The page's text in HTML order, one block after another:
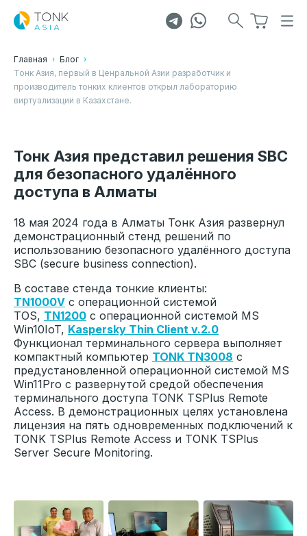
Главная
Блог
Тонк Азия, первый в Ценральной Азии разработчик и
производитель тонких клиентов открыл лабораторию
виртуализации в Казахстане.
Тонк Азия представил решения SBC
для безопасного удалённого
доступа в Алматы
18 мая 2024 года в Алматы Тонк Азия развернул
демонстрационный стенд решений по
использованию безопасного удалённого доступа
SBC (secure business connection).
В составе стенда тонкие клиенты:
TN1000V с операционной системой
TOS, TN1200 с операционной системой MS
Win10IoT, Kaspersky Thin Client v.2.0
Функционал терминального сервера выполняет
компактный компьютер TONK TN3008 c
предустановленной операционной системой MS
Win11Pro с развернутой средой обеспечения
терминального доступа TONK TSPlus Remote
Access. В демонстрационных целях установлена
лицензия на пять одновременных подключений к
TONK TSPlus Remote Access и TONK TSPlus
Server Secure Monitoring.
Профиль продукции ТОНК: от
компактности до масштабируемости
23.10
В КГТУ открылась лаборатория
виртуализации для обучения
информационной безопасности на
решениях Тонк Азия